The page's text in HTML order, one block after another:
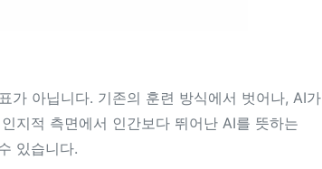
가 아닙니다. 기존의 훈련 방식에서 벗어나, AI가
지적 측면에서 인간보다 뛰어난 AI를 뜻하는
있습니다.